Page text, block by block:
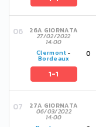
26A GIORNATA
27/02/2022
14:00
Clermont-
Bordeaux
1-1
0
27A GIORNATA
06/03/2022
14:00